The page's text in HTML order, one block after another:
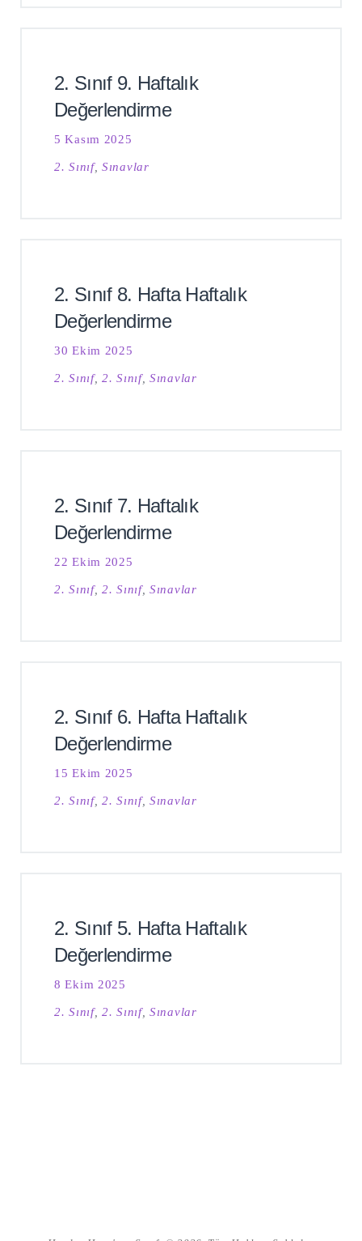
2. Sınıf 9. Haftalık
Değerlendirme
5 Kasım 2025
2. Sınıf,Sınavlar
2. Sınıf 8. Hafta Haftalık
Değerlendirme
30 Ekim 2025
2. Sınıf,2. Sınıf,Sınavlar
2. Sınıf 7. Haftalık
Değerlendirme
22 Ekim 2025
2. Sınıf,2. Sınıf,Sınavlar
2. Sınıf 6. Hafta Haftalık
Değerlendirme
15 Ekim 2025
2. Sınıf,2. Sınıf,Sınavlar
2. Sınıf 5. Hafta Haftalık
Değerlendirme
8 Ekim 2025
2. Sınıf,2. Sınıf,Sınavlar